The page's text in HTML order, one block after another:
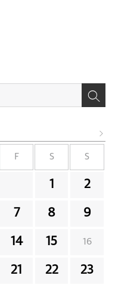
F S S
1 2
7 8 9
14 15 16
21 22 23